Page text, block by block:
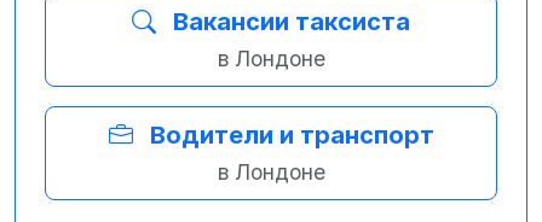
Вакансии таксиста
в Лондоне
Водители и транспорт
в Лондоне